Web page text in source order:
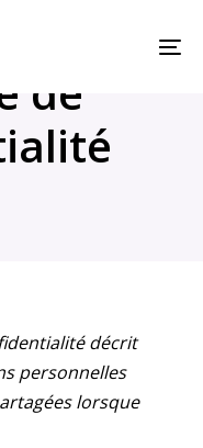
de
décrit
personnelles
lorsque